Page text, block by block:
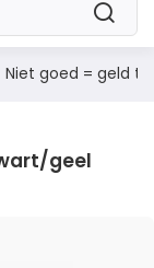
Niet goed = geld
geel